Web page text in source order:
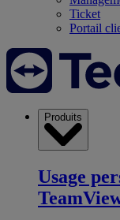
Ticket
Portail
Produits
Usage